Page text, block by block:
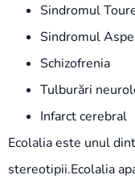
Sindromul
Sindromul
Schizofrenia
Tulburări
Infarct cerebral
Ecolalia este unul
stereotipii.Ecolalia